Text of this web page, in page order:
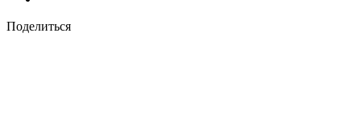
Поделиться